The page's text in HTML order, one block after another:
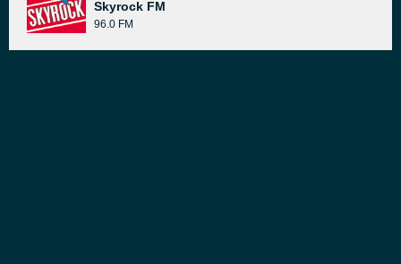
Skyrock FM
96.0 FM